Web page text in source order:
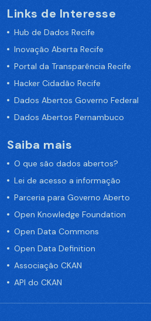
Links de Interesse
Hub de Dados Recife
Inovação Aberta Recife
Portal da Transparência Recife
Hacker Cidadão Recife
Dados Abertos Governo Federal
Dados Abertos Pernambuco
Saiba mais
O que são dados abertos?
Lei de acesso a informação
Parceria para Governo Aberto
Open Knowledge Foundation
Open Data Commons
Open Data Definition
Associação CKAN
API do CKAN